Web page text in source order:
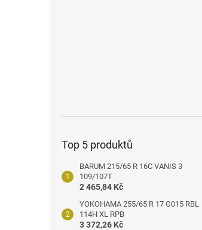
Top 5 produktů
BARUM 215/65 R 16C VANIS 3
109/107T
2 465,84 Kč
YOKOHAMA 255/65 R 17 G015 RBL
114H XL RPB
3 372,26 Kč